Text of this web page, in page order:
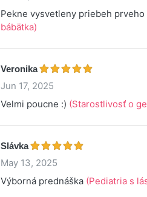
Pekne vysvetleny priebeh prveho
bábätka)
Veronika
Jun 17, 2025
Velmi poucne :) (Starostlivosť o
Slávka
May 13, 2025
Výborná prednáška (Pediatria s